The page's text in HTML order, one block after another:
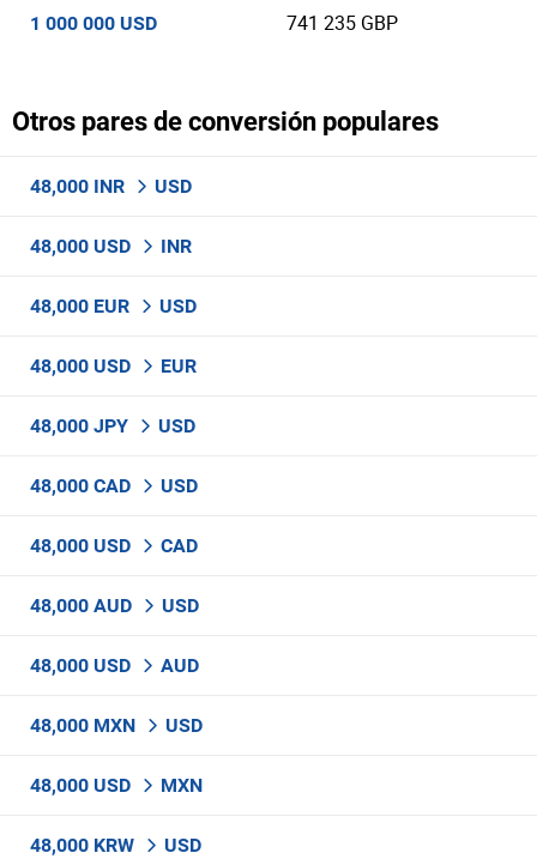
1 000 000 USD 741 235 GBP
Otros pares de conversión populares
48,000 INR USD
48,000 USD INR
48,000 EUR USD
48,000 USD EUR
48,000 JPY USD
48,000 CAD USD
48,000 USD CAD
48,000 AUD USD
48,000 USD AUD
48,000 MXN USD
48,000 USD MXN
48,000 KRW USD